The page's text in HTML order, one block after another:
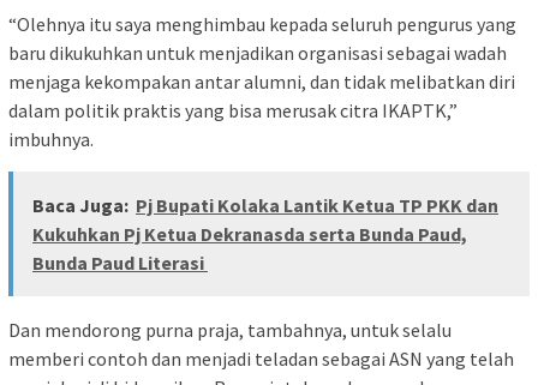
“Olehnya itu saya menghimbau kepada seluruh pengurus yang
baru dikukuhkan untuk menjadikan organisasi sebagai wadah
menjaga kekompakan antar alumni, dan tidak melibatkan diri
dalam politik praktis yang bisa merusak citra IKAPTK,”
imbuhnya.
Baca Juga: Pj Bupati Kolaka Lantik Ketua TP PKK dan
Kukuhkan Pj Ketua Dekranasda serta Bunda Paud,
Bunda Paud Literasi
Dan mendorong purna praja, tambahnya, untuk selalu
memberi contoh dan menjadi teladan sebagai ASN yang telah